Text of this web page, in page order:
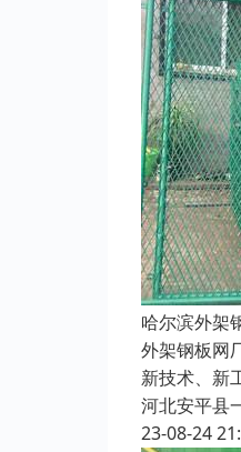
哈尔滨外架
外架钢板网
新技术、新
河北安平县
23-08-24